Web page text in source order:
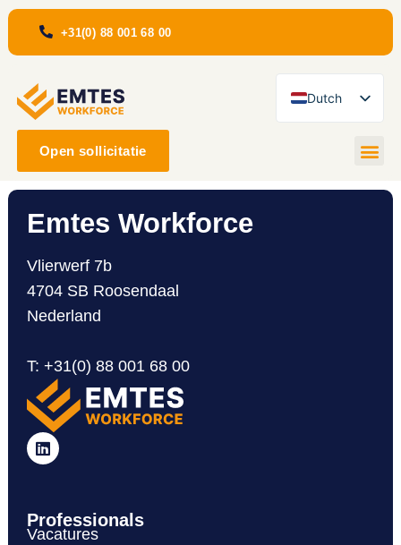
+31(0) 88 001 68 00
Dutch
Romanian
Open sollicitatie
Emtes Workforce
Vlierwerf 7b
4704 SB Roosendaal
Nederland
T:+31(0) 88 001 68 00
Professionals
Vacatures